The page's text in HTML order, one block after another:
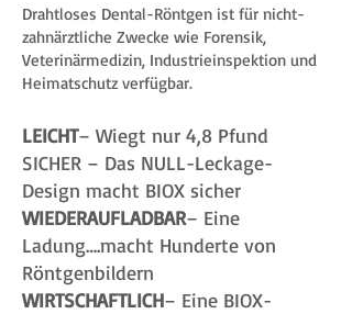
Drahtloses Dental-Röntgen ist für nicht-
zahnärztliche Zwecke wie Forensik,
Veterinärmedizin, Industrieinspektion und
Heimatschutz verfügbar.
LEICHT– Wiegt nur 4,8 Pfund
SICHER – Das NULL-Leckage-
Design macht BIOX sicher
WIEDERAUFLADBAR– Eine
Ladung….macht Hunderte von
Röntgenbildern
WIRTSCHAFTLICH– Eine BIOX-